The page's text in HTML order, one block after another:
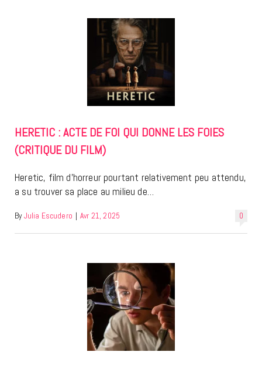
HERETIC : ACTE DE FOI QUI DONNE LES FOIES
(CRITIQUE DU FILM)
Heretic, film d’horreur pourtant relativement peu attendu,
a su trouver sa place au milieu de…
0
By Julia Escudero Avr 21, 2025